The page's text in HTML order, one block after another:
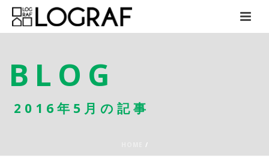
BLOG
2016年5月の記事
/